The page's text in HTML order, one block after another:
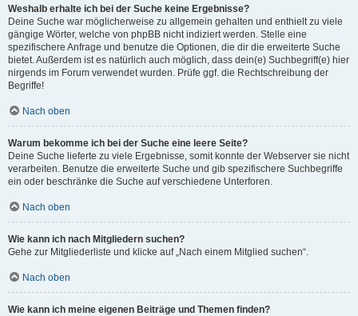
Weshalb erhalte ich bei der Suche keine Ergebnisse?
Deine Suche war möglicherweise zu allgemein gehalten und enthielt zu viele
gängige Wörter, welche von phpBB nicht indiziert werden. Stelle eine
spezifischere Anfrage und benutze die Optionen, die dir die erweiterte Suche
bietet. Außerdem ist es natürlich auch möglich, dass dein(e) Suchbegriff(e) hier
nirgends im Forum verwendet wurden. Prüfe ggf. die Rechtschreibung der
Begriffe!
Nach oben
Warum bekomme ich bei der Suche eine leere Seite?
Deine Suche lieferte zu viele Ergebnisse, somit konnte der Webserver sie nicht
verarbeiten. Benutze die erweiterte Suche und gib spezifischere Suchbegriffe
ein oder beschränke die Suche auf verschiedene Unterforen.
Nach oben
Wie kann ich nach Mitgliedern suchen?
Gehe zur Mitgliederliste und klicke auf „Nach einem Mitglied suchen“.
Nach oben
Wie kann ich meine eigenen Beiträge und Themen finden?